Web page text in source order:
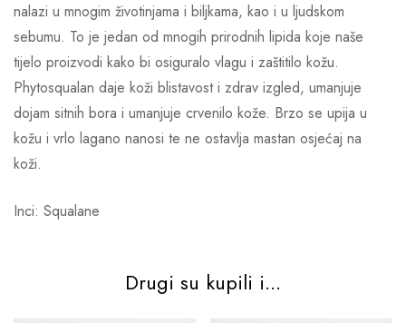
nalazi u mnogim životinjama i biljkama, kao i u ljudskom
sebumu. To je jedan od mnogih prirodnih lipida koje naše
tijelo proizvodi kako bi osiguralo vlagu i zaštitilo kožu.
Phytosqualan daje koži blistavost i zdrav izgled, umanjuje
dojam sitnih bora i umanjuje crvenilo kože. Brzo se upija u
kožu i vrlo lagano nanosi te ne ostavlja mastan osjećaj na
koži.
Inci: Squalane
Drugi su kupili i...